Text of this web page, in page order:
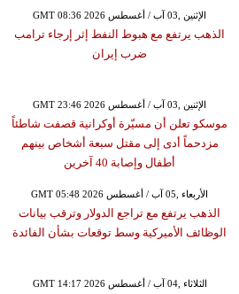
GMT 08:36 2026 الإثنين ,03 آب / أغسطس
الذهب يرتفع مع هبوط النفط إثر إرجاء ترامب
ضرب إيران
GMT 23:46 2026 الإثنين ,03 آب / أغسطس
موسكو تعلن أن مسيّرة أوكرانية قصفت شاطئاً
مزدحماً أدى إلى مقتل سبعة أشخاص بينهم
أطفال وإصابة 40 آخرين
GMT 05:48 2026 الأربعاء ,05 آب / أغسطس
الذهب يرتفع مع تراجع الدولار وترقب بيانات
الوظائف الأميركية وسط توقعات بشأن الفائدة
GMT 14:17 2026 الثلاثاء ,04 آب / أغسطس